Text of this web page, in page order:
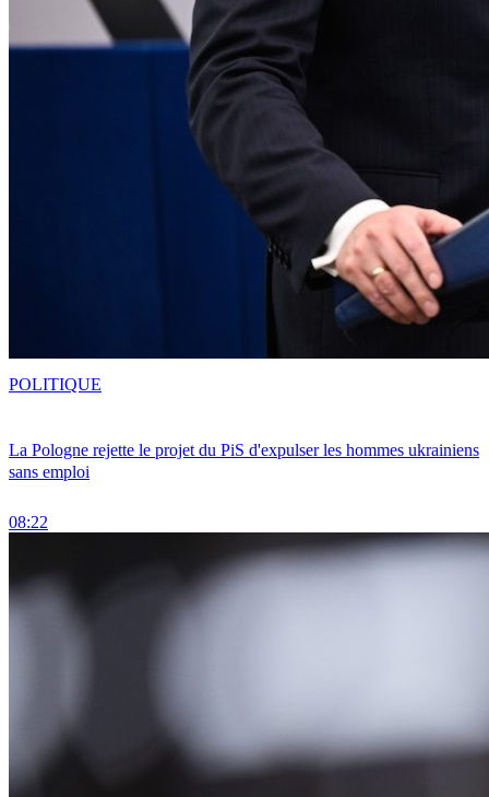
La Pologne rejette le projet du PiS d'expulser les hommes ukrainiens
sans emploi
08:22
POLITIQUE